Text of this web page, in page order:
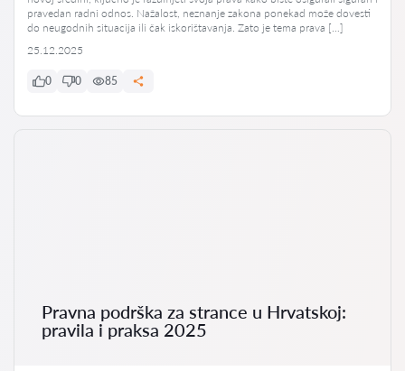
pravedan radni odnos. Nažalost, neznanje zakona ponekad može dovesti
do neugodnih situacija ili čak iskorištavanja. Zato je tema prava […]
25.12.2025
0 0 85
Pravna podrška za strance u Hrvatskoj:
pravila i praksa 2025